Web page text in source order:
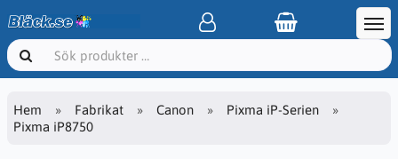
Hem Fabrikat Canon
Pixma iP-Serien
Pixma iP8750